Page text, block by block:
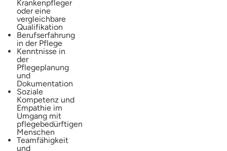
Krankenpfleger
oder eine
vergleichbare
Qualifikation
Berufserfahrung
in der Pflege
Kenntnisse in
der
Pflegeplanung
und
Dokumentation
Soziale
Kompetenz und
Empathie im
Umgang mit
pflegebedürftigen
Menschen
Teamfähigkeit
und